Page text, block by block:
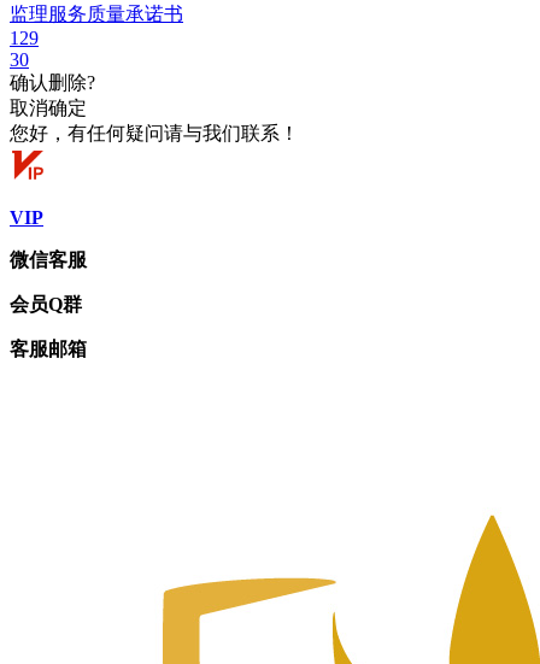
监理服务质量承诺书
129
30
确认删除?
取消确定
您好，有任何疑问请与我们联系！
VIP
微信客服
会员Q群
客服邮箱